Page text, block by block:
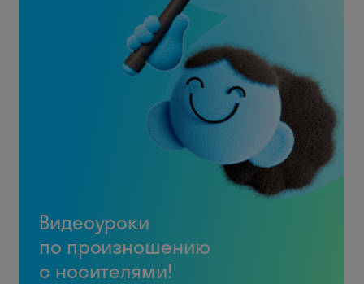
Видеоуроки
по произношению
с носителями!